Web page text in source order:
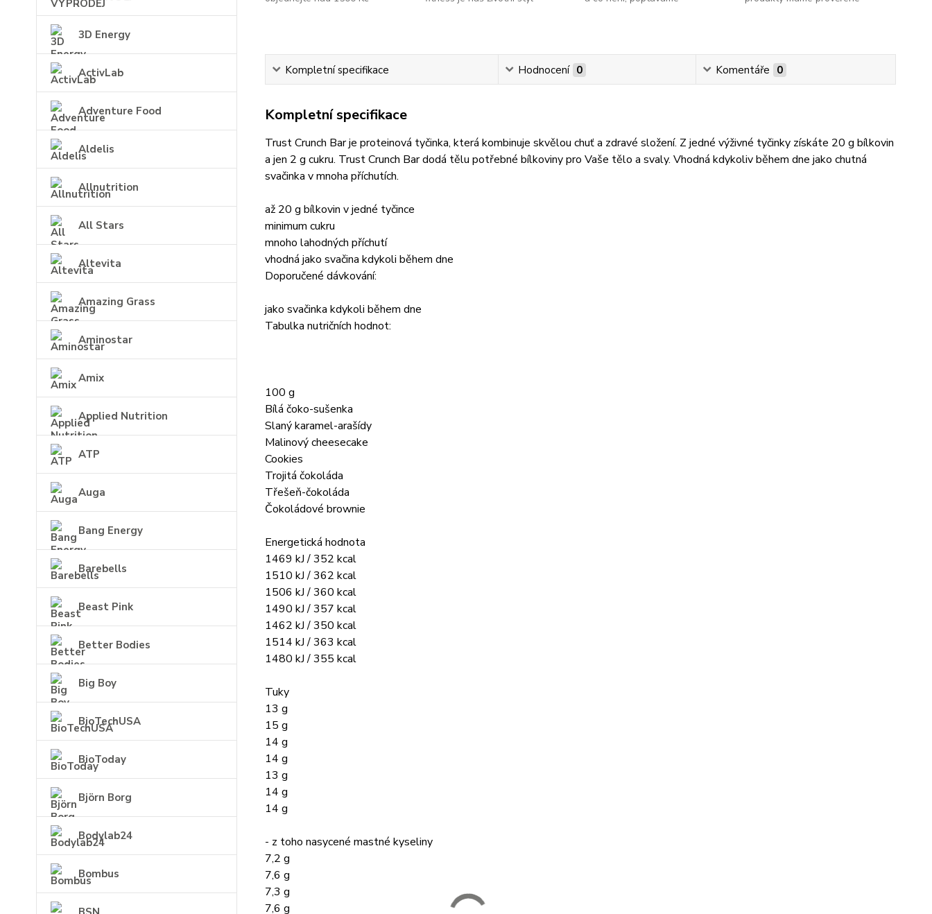
3D Energy
ActivLab
Adventure Food
Aldelis
Allnutrition
All Stars
Altevita
Amazing Grass
Aminostar
Amix
Applied Nutrition
ATP
Auga
Bang Energy
Barebells
Beast Pink
Better Bodies
Big Boy
BioTechUSA
BioToday
Björn Borg
Bodylab24
Bombus
Kompletní specifikace Hodnocení 0 Komentáře 0
Kompletní specifikace
Trust Crunch Bar je proteinová tyčinka, která kombinuje skvělou chuť a zdravé složení. Z jedné výživné tyčinky získáte 20 g bílkovin
a jen 2 g cukru. Trust Crunch Bar dodá tělu potřebné bílkoviny pro Vaše tělo a svaly. Vhodná kdykoliv během dne jako chutná
svačinka v mnoha příchutích.
až 20 g bílkovin v jedné tyčince
minimum cukru
mnoho lahodných příchutí
vhodná jako svačina kdykoli během dne
Doporučené dávkování:
jako svačinka kdykoli během dne
Tabulka nutričních hodnot:
100 g
Bílá čoko-sušenka
Slaný karamel-arašídy
Malinový cheesecake
Cookies
Trojitá čokoláda
Třešeň-čokoláda
Čokoládové brownie
Energetická hodnota
1469 kJ / 352 kcal
1510 kJ / 362 kcal
1506 kJ / 360 kcal
1490 kJ / 357 kcal
1462 kJ / 350 kcal
1514 kJ / 363 kcal
1480 kJ / 355 kcal
Tuky
13 g
15 g
14 g
14 g
13 g
14 g
14 g
- z toho nasycené mastné kyseliny
7,2 g
7,6 g
7,3 g
7,6 g